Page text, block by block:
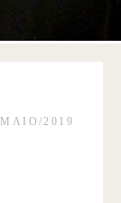
2019